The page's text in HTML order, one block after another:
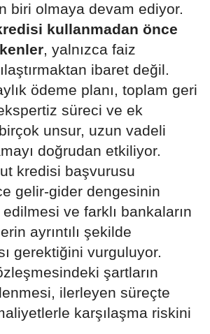
biri olmaya devam ediyor.
kullanmadan önce
, yalnızca faiz
ibaret değil.
ödeme planı, toplam geri
süreci ve ek
unsur, uzun vadeli
doğrudan etkiliyor.
kredisi başvurusu
gelir-gider dengesinin
ve farklı bankaların
ayrıntılı şekilde
gerektiğini vurguluyor.
şartların
ilerleyen süreçte
karşılaşma riskini